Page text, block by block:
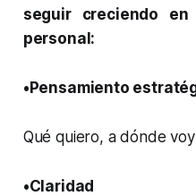
seguir creciendo
personal:
•Pensamiento
Qué quiero, a dónde
•Claridad